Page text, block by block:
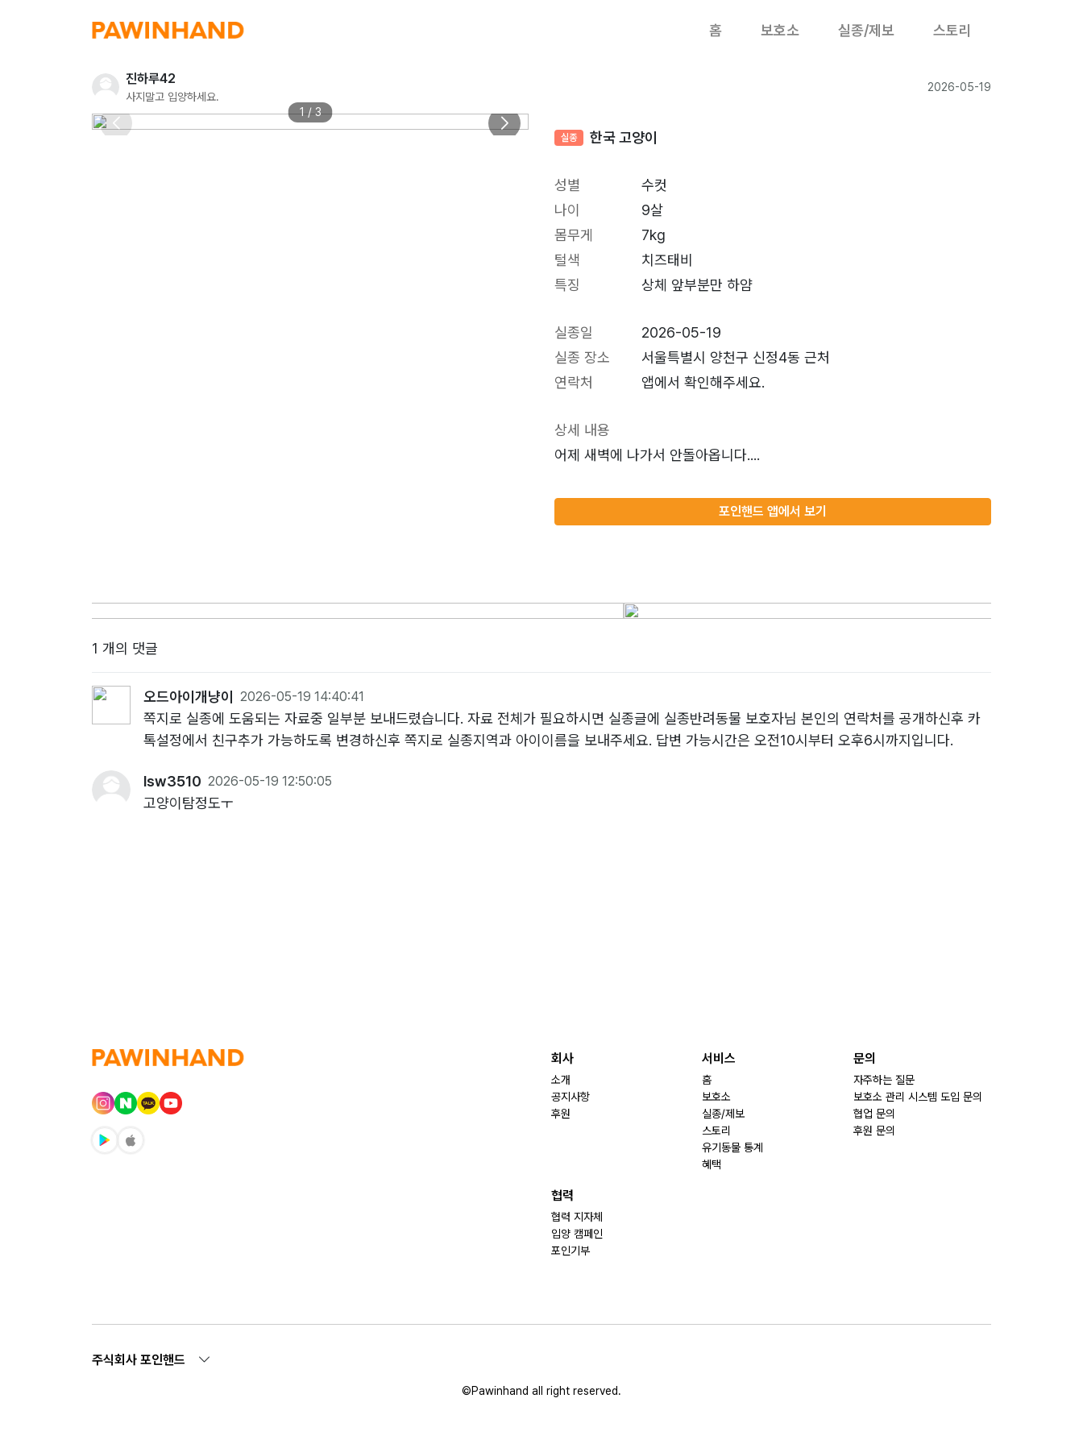
홈 보호소 실종/제보 스토리
진하루42
사지말고 입양하세요.
2026-05-19
1 / 3
실종 한국 고양이
성별
수컷
나이
9살
몸무게
7kg
털색
치즈태비
특징
상체 앞부분만 하얌
실종일
2026-05-19
실종 장소
서울특별시 양천구 신정4동 근처
연락처
앱에서 확인해주세요.
상세 내용
어제 새벽에 나가서 안돌아옵니다....
포인핸드 앱에서 보기
1 개의 댓글
오드아이개냥이 2026-05-19 14:40:41
쪽지로 실종에 도움되는 자료중 일부분 보내드렸습니다. 자료 전체가 필요하시면 실종글에 실종반려동물 보호자님 본인의 연락처를 공개하신후 카
톡설정에서 친구추가 가능하도록 변경하신후 쪽지로 실종지역과 아이이름을 보내주세요. 답변 가능시간은 오전10시부터 오후6시까지입니다.
lsw3510 2026-05-19 12:50:05
고양이탐정도ㅜ
회사
소개
공지사항
후원
서비스
홈
보호소
실종/제보
스토리
유기동물 통계
혜택
문의
자주하는 질문
보호소 관리 시스템 도입 문의
협업 문의
후원 문의
협력
협력 지자체
입양 캠페인
포인기부
주식회사 포인핸드
©Pawinhand all right reserved.